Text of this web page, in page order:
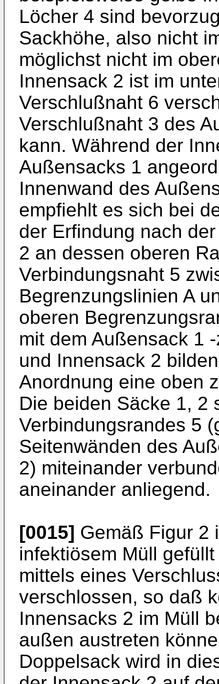
Löcher 4 sind
Sackhöhe, also nicht
möglichst nicht im
Innensack 2 ist im
Verschlußnaht 6
Verschlußnaht 3 des
kann. Während der
Außensacks 1
Innenwand des
empfiehlt es sich bei
der Erfindung nach
2 an dessen oberen
Verbindungsnaht 5
Begrenzungslinien A
oberen
mit dem Außensack 1
und Innensack 2
Anordnung eine oben
Die beiden Säcke 1, 2
Verbindungsrandes 5
Seitenwänden des
2) miteinander
aneinander anliegend.
[0015] Gemäß Figur 2
infektiösem Müll
mittels eines
verschlossen, so daß
Innensacks 2 im Müll
außen austreten
Doppelsack wird in